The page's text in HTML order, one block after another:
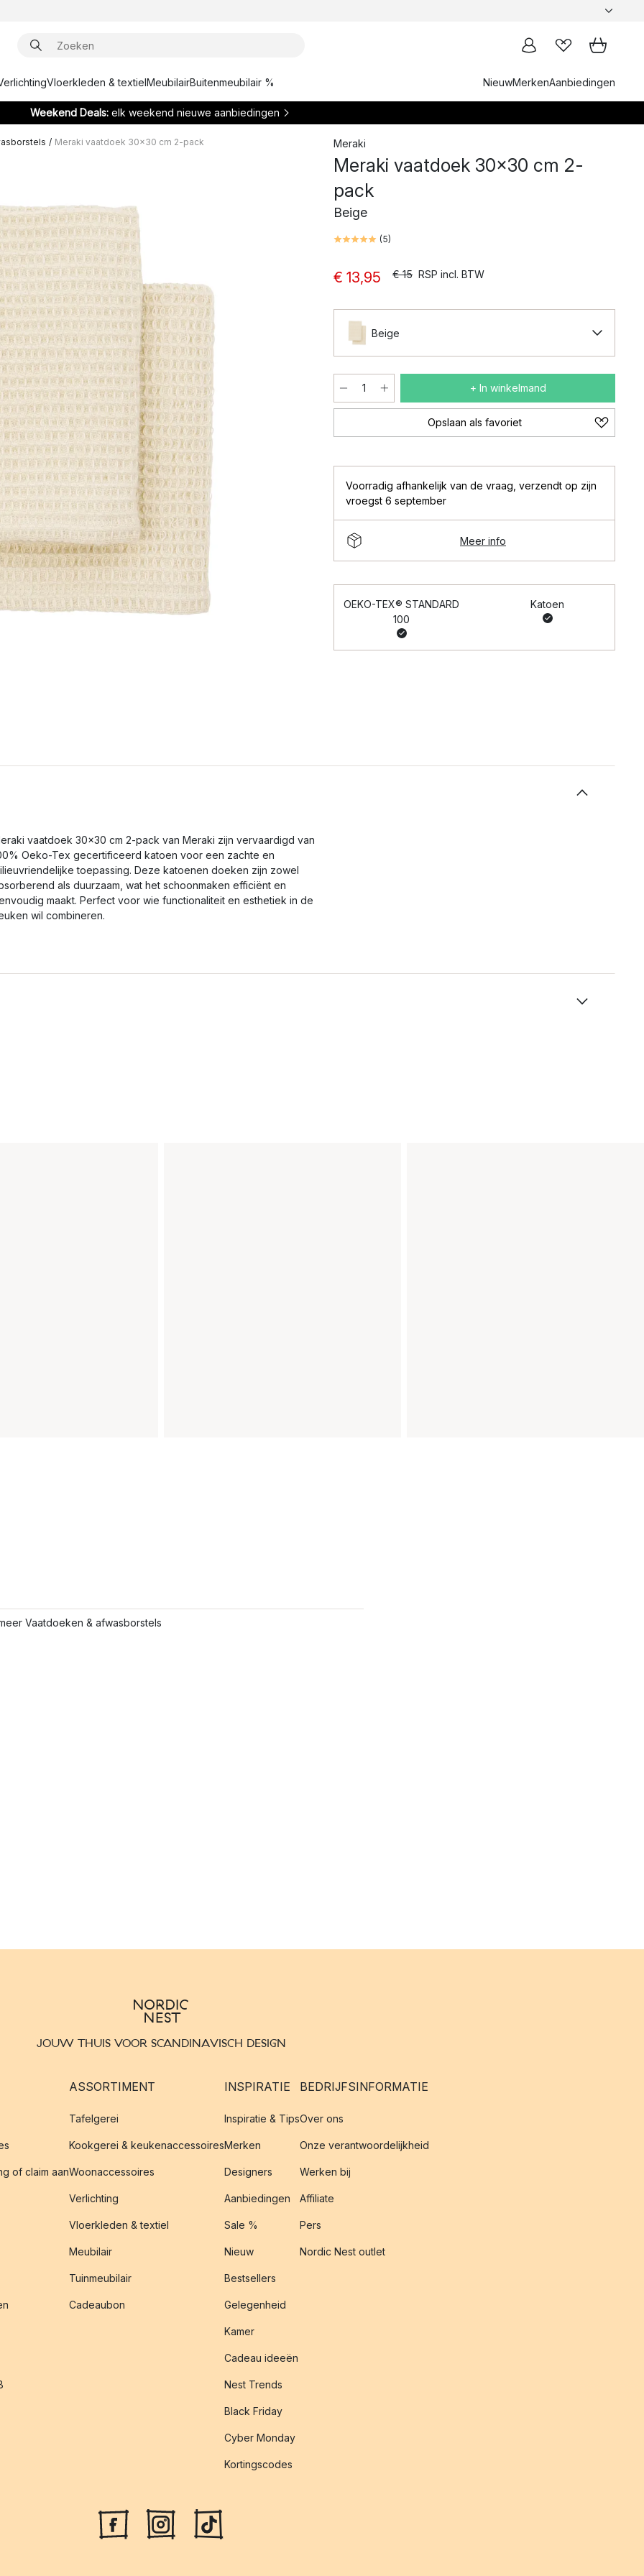
Vloerkleden & textielMeubilairBuitenmeubilair % NieuwMerkenAanbiedingen
Weekend Deals: elk weekend nieuwe aanbiedingen
/ Meraki vaatdoek 30x30 cm 2-pack Meraki
Meraki vaatdoek 30x30 cm 2-
pack
Beige
(5)
€ 13,95 € 15 RSP incl. BTW
Beige
+ In winkelmand
Opslaan als favoriet
Voorradig afhankelijk van de vraag verzendt op zijn
vroegst 6 september
Meer info
OEKO-TEX® STANDARD
100
Katoen
vaatdoek 30x30 cm 2-pack van Meraki zijn vervaardigd van
Oeko-Tex gecertificeerd katoen voor een zachte en
toepassing. Deze katoenen doeken zijn zowel
als duurzaam, wat het schoonmaken efficiënt en
maakt. Perfect voor wie functionaliteit en esthetiek in de
wil combineren.
Vaatdoeken & afwasborstels
JOUW THUIS VOOR SCANDINAVISCH DESIGN
of claim aan
ASSORTIMENT
Tafelgerei
Kookgerei & keukenaccessoires
Woonaccessoires
Verlichting
Vloerkleden & textiel
Meubilair
Tuinmeubilair
Cadeaubon
INSPIRATIE
Inspiratie & Tips
Merken
Designers
Aanbiedingen
Sale %
Nieuw
Bestsellers
Gelegenheid
Kamer
Cadeau ideeën
Nest Trends
Black Friday
Cyber Monday
Kortingscodes
BEDRIJFSINFORMATIE
Over ons
Onze verantwoordelijkheid
Werken bij
Affiliate
Pers
Nordic Nest outlet